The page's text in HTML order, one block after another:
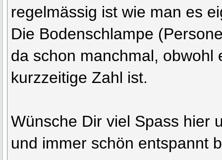
regelmässig ist wie man es
Die Bodenschlampe
da schon manchmal, obwohl
kurzzeitige Zahl ist.
Wünsche Dir viel Spass hier
und immer schön entspannt